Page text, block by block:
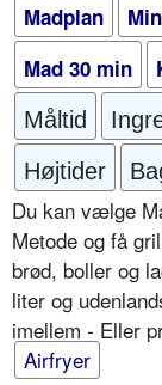
Madplan
Mad 30 min
Måltid
Højtider
Du kan vælge
Metode og få
brød, boller og
liter og
imellem - Eller
Airfryer